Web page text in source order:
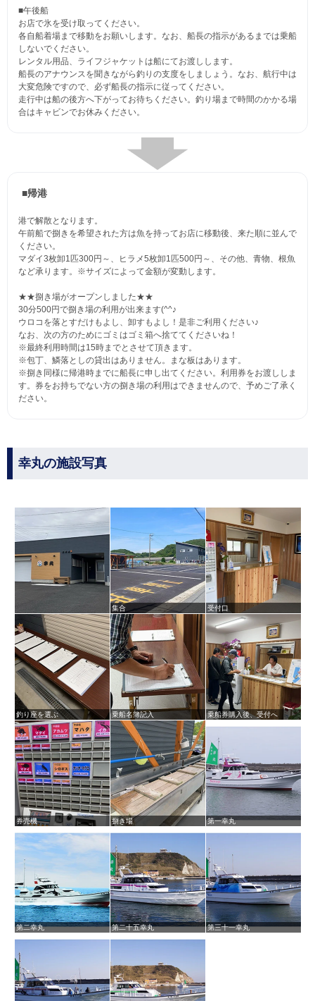
■午後船
お店で氷を受け取ってください。
各自船着場まで移動をお願いします。なお、船長の指示があるまでは乗船
しないでください。
レンタル用品、ライフジャケットは船にてお渡しします。
船長のアナウンスを聞きながら釣りの支度をしましょう。なお、航行中は
大変危険ですので、必ず船長の指示に従ってください。
走行中は船の後方へ下がってお待ちください。釣り場まで時間のかかる場
合はキャビンでお休みください。
■帰港
港で解散となります。
午前船で捌きを希望された方は魚を持ってお店に移動後、来た順に並んで
ください。
マダイ3枚卸1匹300円～、ヒラメ5枚卸1匹500円～、その他、青物、根魚
など承ります。※サイズによって金額が変動します。
★★捌き場がオープンしました★★
30分500円で捌き場の利用が出来ます(^^♪
ウロコを落とすだけもよし、卸すもよし！是非ご利用ください♪
なお、次の方のためにゴミはゴミ箱へ捨ててくださいね！
※最終利用時間は15時までとさせて頂きます。
※包丁、鱗落としの貸出はありません。まな板はあります。
※捌き同様に帰港時までに船長に申し出てください。利用券をお渡ししま
す。券をお持ちでない方の捌き場の利用はできませんので、予めご了承く
ださい。
幸丸の施設写真
集合 受付口
釣り座を選ぶ 乗船名簿記入 乗船券購入後、受付へ
券売機 捌き場 第一幸丸
第二幸丸 第二十五幸丸 第三十一幸丸